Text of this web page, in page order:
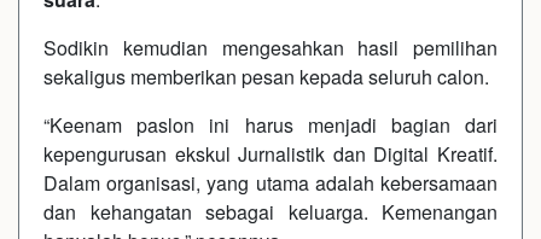
Sodikin kemudian mengesahkan hasil pemilihan
sekaligus memberikan pesan kepada seluruh calon.
“Keenam paslon ini harus menjadi bagian dari
kepengurusan ekskul Jurnalistik dan Digital Kreatif.
Dalam organisasi, yang utama adalah kebersamaan
dan kehangatan sebagai keluarga. Kemenangan